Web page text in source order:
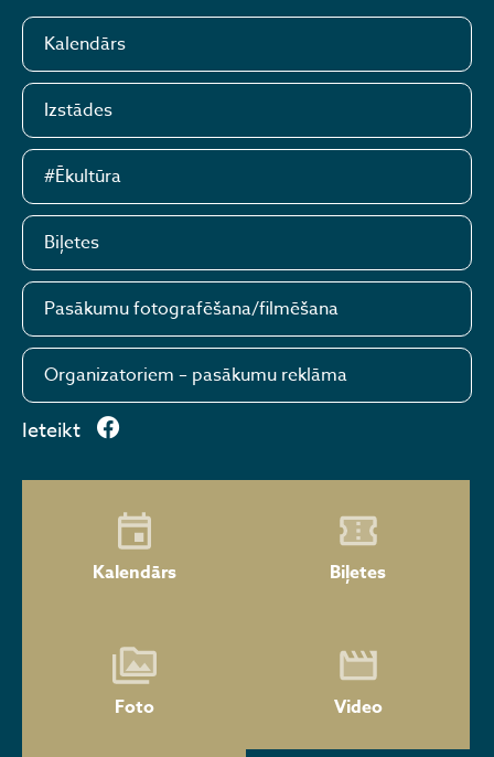
Kalendārs
Izstādes
#Ēkultūra
Biļetes
Pasākumu fotografēšana/filmēšana
Organizatoriem – pasākumu reklāma
Ieteikt
Kalendārs Biļetes
Foto Video